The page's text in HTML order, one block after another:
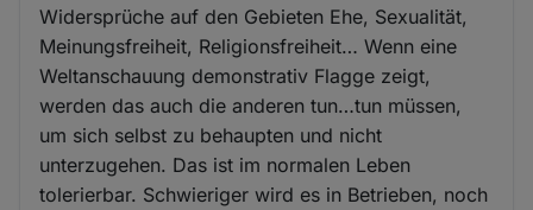
Widersprüche auf den Gebieten Ehe, Sexualität,
Meinungsfreiheit, Religionsfreiheit… Wenn eine
Weltanschauung demonstrativ Flagge zeigt,
werden das auch die anderen tun…tun müssen,
um sich selbst zu behaupten und nicht
unterzugehen. Das ist im normalen Leben
tolerierbar. Schwieriger wird es in Betrieben, noch